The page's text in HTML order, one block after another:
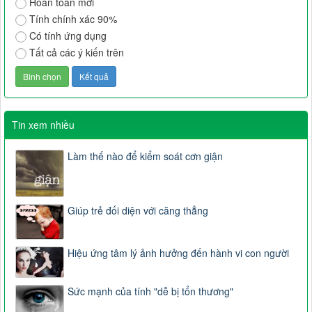
Tính chính xác 90%
Có tính ứng dụng
Tất cả các ý kiến trên
Tin xem nhiều
Làm thế nào để kiểm soát cơn giận
Giúp trẻ đối diện với căng thẳng
Hiệu ứng tâm lý ảnh hưởng đến hành vi con người
Sức mạnh của tính "dễ bị tổn thương"